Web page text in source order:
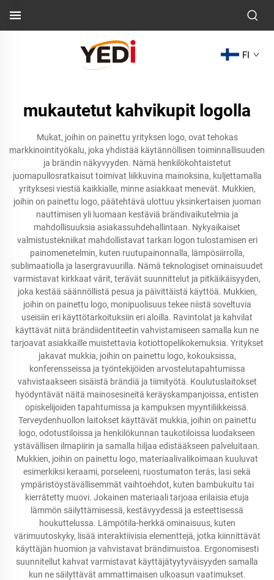
FI
mukautetut kahvikupit logolla
Mukat, joihin on painettu yrityksen logo, ovat tehokas
markkinointityökalu, joka yhdistää käytännöllisen toiminnallisuuden
ja brändin näkyvyyden. Nämä henkilökohtaistetut
juomapullosratkaisut toimivat liikkuvina mainoksina, kuljettamalla
yrityksesi viestiä kaikkialle, minne asiakkaat menevät. Mukkien,
joihin on painettu logo, päätehtävä ulottuu yksinkertaisen juoman
nauttimisen yli luomaan kestäviä brändivaikutelmia ja
mahdollisuuksia asiakassuhdehallintaan. Nykyaikaiset
valmistustekniikat mahdollistavat tarkan logon tulostamisen eri
painomenetelmin, kuten ruutupainonnalla, lämpösiirrolla,
sublimaatiolla ja lasergravuurilla. Nämä teknologiset ominaisuudet
varmistavat kirkkaat värit, terävät suunnittelut ja pitkäikäisyyden,
joka kestää säännöllistä pesua ja päivittäistä käyttöä. Mukkien,
joihin on painettu logo, monipuolisuus tekee niistä soveltuvia
useisiin eri käyttötarkoituksiin eri aloilla. Ravintolat ja kahvilat
käyttävät niitä brändiidentiteetin vahvistamiseen samalla kun ne
tarjoavat asiakkaille muistettavia kotiottopelikokemuksia. Yritykset
jakavat mukkia, joihin on painettu logo, kokouksissa,
konferensseissa ja työntekijöiden arvostelutapahtumissa
vahvistaakseen sisäistä brändiä ja tiimityötä. Koulutuslaitokset
hyödyntävät näitä mainosesineitä keräyskampanjoissa, entisten
opiskelijoiden tapahtumissa ja kampuksen myyntiliikkeissä.
Terveydenhuollon laitokset käyttävät mukkia, joihin on painettu
logo, odotustiloissa ja henkilökunnan taukotiloissa luodakseen
ystävällisen ilmapiirin ja samalla hiljaa edistääkseen palveluitaan.
Mukkien, joihin on painettu logo, materiaalivalikoimaan kuuluvat
esimerkiksi keraami, porseleeni, ruostumaton teräs, lasi sekä
ympäristöystävällisemmät vaihtoehdot, kuten bambukuitu tai
kierrätetty muovi. Jokainen materiaali tarjoaa erilaisia etuja
lämmön säilyttämisessä, kestävyydessä ja esteettisessä
houkuttelussa. Lämpötila-herkkä ominaisuus, kuten
värimuutoskyky, lisää interaktiivisia elementtejä, jotka kiinnittävät
käyttäjän huomion ja vahvistavat brändimuistoa. Ergonomisesti
suunnitellut kahvat varmistavat käyttäjätyytyväisyyden samalla
kun ne säilyttävät ammattimaisen ulkoasun vaatimukset.